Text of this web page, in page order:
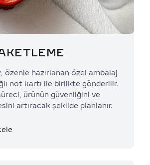
özenle hazırlanan özel ambalaj
not kartı ile birlikte gönderilir.
ürünün güvenliğini ve
artıracak şekilde planlanır.